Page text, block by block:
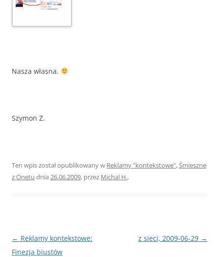
Nasza własna.
Szymon Z.
Ten wpis został opublikowany w Reklamy "kontekstowe",Śmieszne
z Onetu dnia 26.06.2009, przez Michal H..
Nawigacja
wpisu
← Reklamy kontekstowe:
Finezja biustów
z sieci, 2009-06-29 →